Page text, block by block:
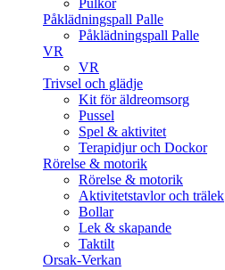
Påklädningspall Palle
Påklädningspall Palle
VR
VR
Trivsel och glädje
Kit för äldreomsorg
Pussel
Spel & aktivitet
Terapidjur och Dockor
Rörelse & motorik
Rörelse & motorik
Aktivitetstavlor och trälek
Bollar
Lek & skapande
Taktilt
Orsak-Verkan